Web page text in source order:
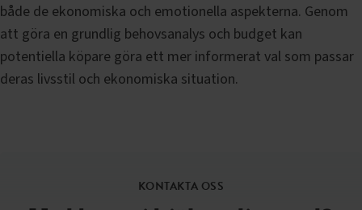
både de ekonomiska och emotionella aspekterna. Genom
att göra en grundlig behovsanalys och budget kan
potentiella köpare göra ett mer informerat val som passar
deras livsstil och ekonomiska situation.
KONTAKTA OSS